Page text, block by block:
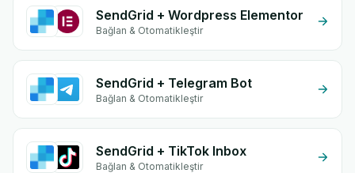
SendGrid + Wordpress Elementor
Bağlan & Otomatikleştir
SendGrid + Telegram Bot
Bağlan & Otomatikleştir
SendGrid + TikTok Inbox
Bağlan & Otomatikleştir